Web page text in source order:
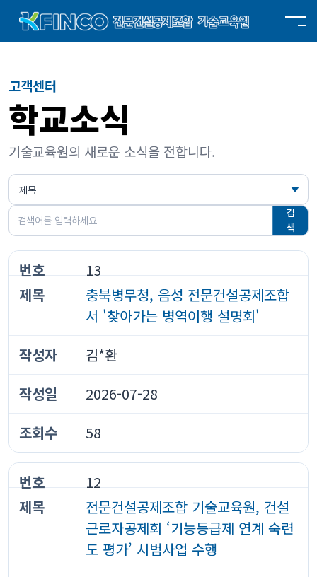
고객센터
학교소식
기술교육원의 새로운 소식을 전합니다.
검
색
13
충북병무청, 음성 전문건설공제조합
서 '찾아가는 병역이행 설명회'
김*환
2026-07-28
58
12
전문건설공제조합 기술교육원, 건설
근로자공제회 ‘기능등급제 연계 숙련
도 평가’ 시범사업 수행